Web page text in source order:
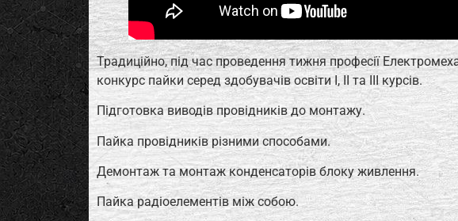
Традиційно, під час проведення тижня професії
конкурс пайки серед здобувачів освіти І, ІІ та ІІІ курсів.
Підготовка виводів провідників до монтажу.
Пайка провідників різними способами.
Демонтаж та монтаж конденсаторів блоку живлення.
Пайка радіоелементів між собою.